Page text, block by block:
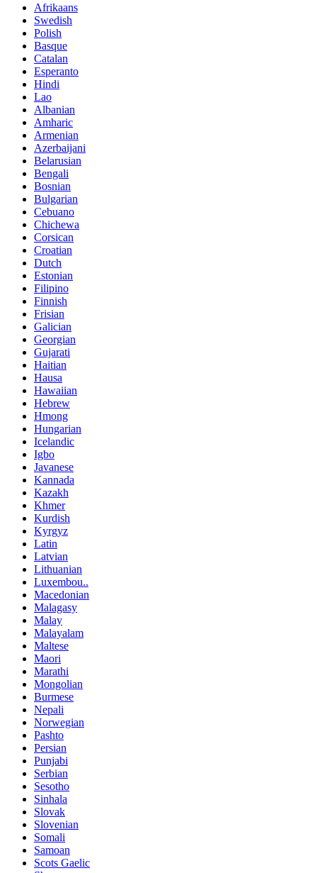
Afrikaans
Swedish
Polish
Basque
Catalan
Esperanto
Hindi
Lao
Albanian
Amharic
Armenian
Azerbaijani
Belarusian
Bengali
Bosnian
Bulgarian
Cebuano
Chichewa
Corsican
Croatian
Dutch
Estonian
Filipino
Finnish
Frisian
Galician
Georgian
Gujarati
Haitian
Hausa
Hawaiian
Hebrew
Hmong
Hungarian
Icelandic
Igbo
Javanese
Kannada
Kazakh
Khmer
Kurdish
Kyrgyz
Latin
Latvian
Lithuanian
Luxembou..
Macedonian
Malagasy
Malay
Malayalam
Maltese
Maori
Marathi
Mongolian
Burmese
Nepali
Norwegian
Pashto
Persian
Punjabi
Serbian
Sesotho
Sinhala
Slovak
Slovenian
Somali
Samoan
Scots Gaelic